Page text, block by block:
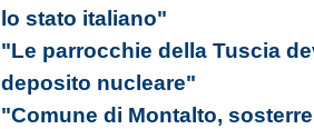
lo stato italiano"
"Le parrocchie della Tuscia
deposito nucleare"
"Comune di Montalto,